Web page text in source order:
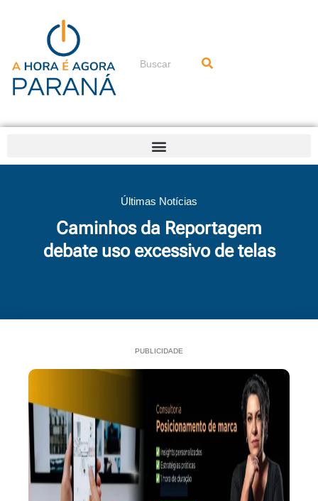
conteúdo
Pesquisar
Últimas Notícias
Caminhos da Reportagem
debate uso excessivo de telas
PUBLICIDADE